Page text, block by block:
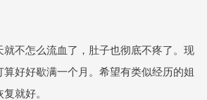
不怎么流血了，肚子也彻底不疼了。现
好好歇满一个月。希望有类似经历的姐
就好。